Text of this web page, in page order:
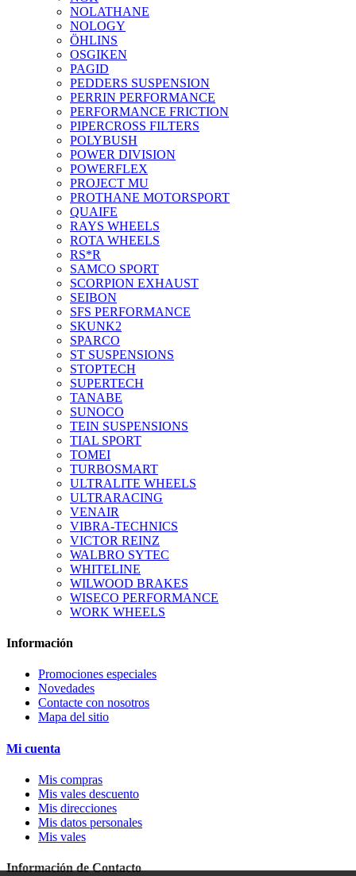
NOLATHANE
NOLOGY
ÖHLINS
OSGIKEN
PAGID
PEDDERS SUSPENSION
PERRIN PERFORMANCE
PERFORMANCE FRICTION
PIPERCROSS FILTERS
POLYBUSH
POWER DIVISION
POWERFLEX
PROJECT MU
PROTHANE MOTORSPORT
QUAIFE
RAYS WHEELS
ROTA WHEELS
RS*R
SAMCO SPORT
SCORPION EXHAUST
SEIBON
SFS PERFORMANCE
SKUNK2
SPARCO
ST SUSPENSIONS
STOPTECH
SUPERTECH
TANABE
SUNOCO
TEIN SUSPENSIONS
TIAL SPORT
TOMEI
TURBOSMART
ULTRALITE WHEELS
ULTRARACING
VENAIR
VIBRA-TECHNICS
VICTOR REINZ
WALBRO SYTEC
WHITELINE
WILWOOD BRAKES
WISECO PERFORMANCE
WORK WHEELS
Información
Promociones especiales
Novedades
Contacte con nosotros
Mapa del sitio
Mi cuenta
Mis compras
Mis vales descuento
Mis direcciones
Mis datos personales
Mis vales
Información de Contacto